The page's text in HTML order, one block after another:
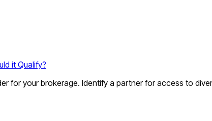
it Qualify?
for your brokerage. Identify a partner for access to